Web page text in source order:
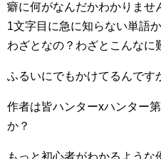
癖に何がなんだかわかりませ
1文字目に急に知らない単語
わざとなの？わざとこんなに
ふるいにでもかけてるんです
作者は皆ハンターxハンター
か？
もっと初心者がわかるような